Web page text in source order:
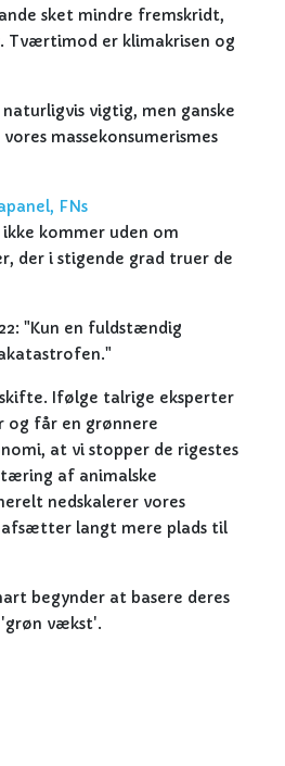
sket mindre fremskridt,
Tværtimod er klimakrisen og
vigtig, men ganske
massekonsumerismes
FNs
kommer uden om
der i stigende grad truer de
"Kun en fuldstændig
Ifølge talrige eksperter
og får en grønnere
at vi stopper de rigestes
af animalske
nedskalerer vores
langt mere plads til
begynder at basere deres
vækst'.